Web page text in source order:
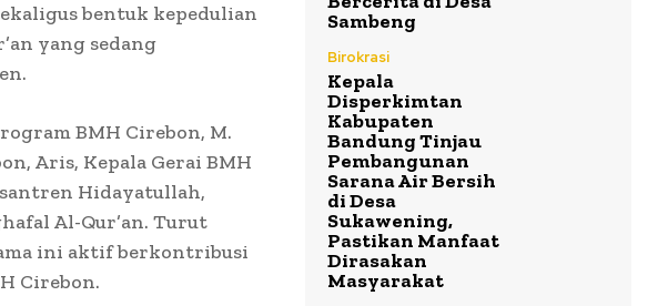
bentuk kepedulian
yang sedang
BMH Cirebon, M.
Aris, Kepala Gerai BMH
Hidayatullah,
Al-Qur’an. Turut
ini aktif berkontribusi
Cirebon.
Sambeng
Birokrasi
Kepala
Disperkimtan
Kabupaten
Bandung Tinjau
Pembangunan
Sarana Air Bersih
di Desa
Sukawening,
Pastikan Manfaat
Dirasakan
Masyarakat